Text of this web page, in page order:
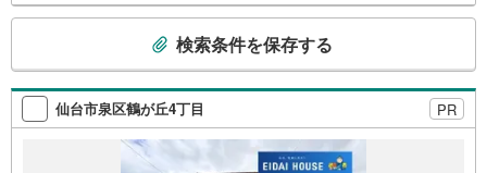
ろん、メールでのご相談、資料請求も大歓迎です ⇒お電話
に抵抗がある方も安心してお問い合わせください
検
索
条
検索条件を保存する
仙台市泉区鶴が丘4丁目 PR